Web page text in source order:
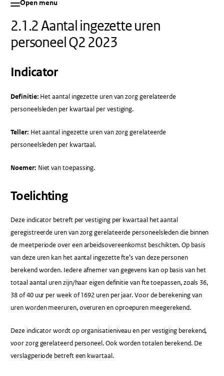
Open menu
2.1.2 Aantal ingezette uren
personeel Q2 2023
Indicator
Definitie: Het aantal ingezette uren van zorg gerelateerde
personeelsleden per kwartaal per vestiging.
Teller: Het aantal ingezette uren van zorg gerelateerde
personeelsleden per kwartaal.
Noemer: Niet van toepassing.
Toelichting
Deze indicator betreft per vestiging per kwartaal het aantal
geregistreerde uren van zorg gerelateerde personeelsleden die binnen
de meetperiode over een arbeidsovereenkomst beschikten. Op basis
van deze uren kan het aantal ingezette fte’s van deze personen
berekend worden. Iedere afnemer van gegevens kan op basis van het
totaal aantal uren zijn/haar eigen definitie van fte toepassen, zoals 36,
38 of 40 uur per week of 1692 uren per jaar. Voor de berekening van
uren worden meeruren, overuren en oproepuren meegerekend.
Deze indicator wordt op organisatieniveau en per vestiging berekend,
voor zorg gerelateerd personeel. Ook worden totalen berekend. De
verslagperiode betreft een kwartaal.